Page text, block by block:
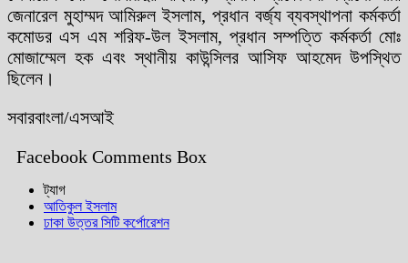
জেনারেল মুহাম্মদ আমিরুল ইসলাম, প্রধান বর্জ্য ব্যবস্থাপনা কর্মকর্তা
কমোডর এস এম শরিফ-উল ইসলাম, প্রধান সম্পত্তি কর্মকর্তা মোঃ
মোজাম্মেল হক এবং স্থানীয় কাউন্সিলর আসিফ আহমেদ উপস্থিত
ছিলেন।
সবারবাংলা/এসআই
Facebook Comments Box
ট্যাগ
আতিকুল ইসলাম
ঢাকা উত্তর সিটি কর্পোরেশন